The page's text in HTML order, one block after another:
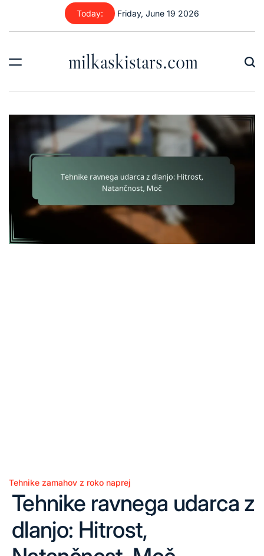
content
Today: Friday, June 19 2026
milkaskistars.com
Posted
Tehnike zamahov z roko naprej
Tehnike ravnega udarca z
dlanjo: Hitrost,